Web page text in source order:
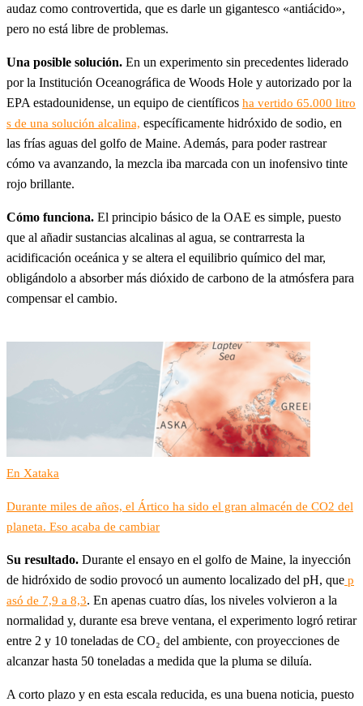
audaz como controvertida, que es darle un gigantesco «antiácido»,
pero no está libre de problemas.
Una posible solución. En un experimento sin precedentes liderado
por la Institución Oceanográfica de Woods Hole y autorizado por la
EPA estadounidense, un equipo de científicos ha vertido 65.000 litro
s de una solución alcalina, específicamente hidróxido de sodio, en
las frías aguas del golfo de Maine. Además, para poder rastrear
cómo va avanzando, la mezcla iba marcada con un inofensivo tinte
rojo brillante.
Cómo funciona. El principio básico de la OAE es simple, puesto
que al añadir sustancias alcalinas al agua, se contrarresta la
acidificación oceánica y se altera el equilibrio químico del mar,
obligándolo a absorber más dióxido de carbono de la atmósfera para
compensar el cambio.
En Xataka
Durante miles de años, el Ártico ha sido el gran almacén de CO2 del
planeta. Eso acaba de cambiar
Su resultado. Durante el ensayo en el golfo de Maine, la inyección
de hidróxido de sodio provocó un aumento localizado del pH, que p
asó de 7,9 a 8,3. En apenas cuatro días, los niveles volvieron a la
normalidad y, durante esa breve ventana, el experimento logró retirar
entre 2 y 10 toneladas de CO₂ del ambiente, con proyecciones de
alcanzar hasta 50 toneladas a medida que la pluma se diluía.
A corto plazo y en esta escala reducida, es una buena noticia, puesto